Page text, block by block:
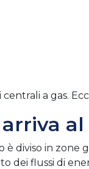
centrali a gas.
è diviso in zone
dei flussi di